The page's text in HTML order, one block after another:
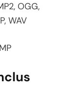
OGG,
WAV